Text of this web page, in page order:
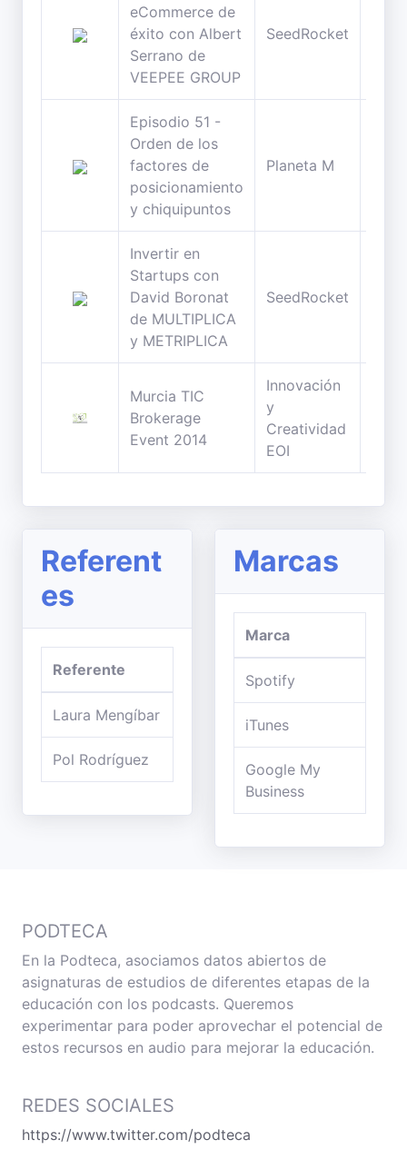
eCommerce de
éxito con Albert
Serrano de
VEEPEE GROUP
SeedRocket
Episodio 51 -
Orden de los
factores de
posicionamiento
y chiquipuntos
Planeta M
Invertir en
Startups con
David Boronat
de MULTIPLICA
y METRIPLICA
SeedRocket
Murcia TIC
Brokerage
Event 2014
Innovación
y
Creatividad
EOI
Referent
es
Referente
Laura Mengíbar
Pol Rodríguez
Marcas
Marca
Spotify
iTunes
Google My
Business
PODTECA
En la Podteca, asociamos datos abiertos de
asignaturas de estudios de diferentes etapas de la
educación con los podcasts. Queremos
experimentar para poder aprovechar el potencial de
estos recursos en audio para mejorar la educación.
REDES SOCIALES
https://www.twitter.com/podteca